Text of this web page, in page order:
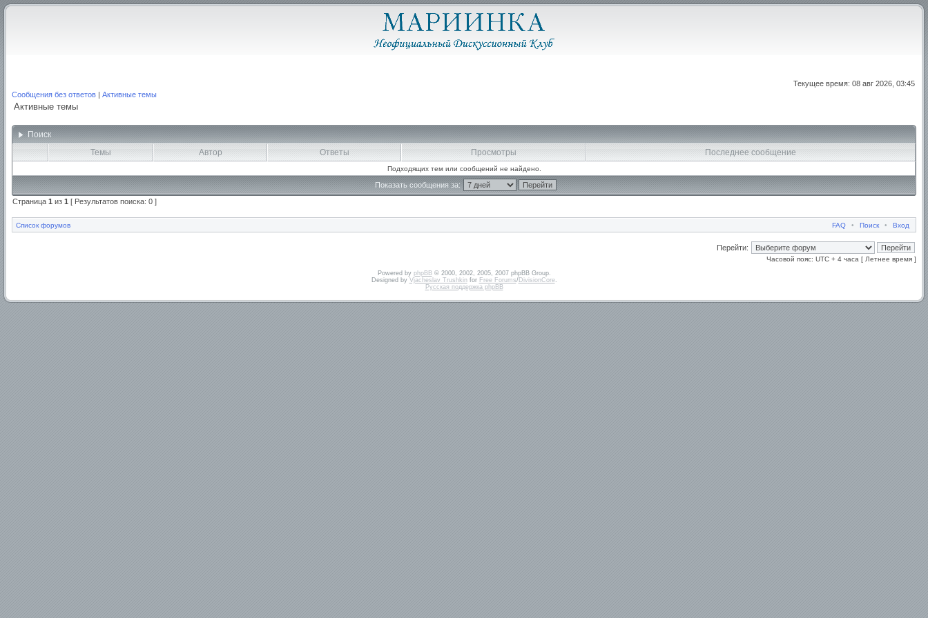
Текущее время: 08 авг 2026, 03:45
Сообщения без ответов | Активные темы
Активные темы
Поиск
Темы
Автор Ответы Просмотры Последнее сообщение
Подходящих тем или сообщений не найдено.
Показать сообщения за:
Страница 1 из 1 [ Результатов поиска: 0 ]
Список форумов FAQ • Поиск • Вход
Перейти:
Часовой пояс: UTC + 4 часа [ Летнее время ]
Powered by phpBB© 2000, 2002, 2005, 2007 phpBB Group.
Designed by Vjacheslav Trushkinfor Free Forums/DivisionCore.
Русская поддержка phpBB